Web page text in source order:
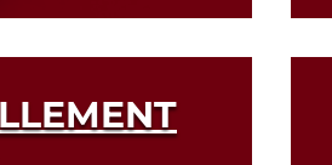
appelé miroir